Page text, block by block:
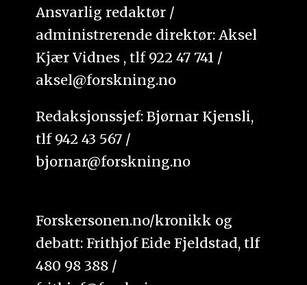
Ansvarlig redaktør /
administrerende direktør: Aksel
Kjær Vidnes , tlf 922 47 741 /
aksel@forskning.no
Redaksjonssjef: Bjørnar Kjensli,
tlf 942 43 567 /
bjornar@forskning.no
Forskersonen.no/kronikk og
debatt: Frithjof Eide Fjeldstad, tlf
480 98 388 /